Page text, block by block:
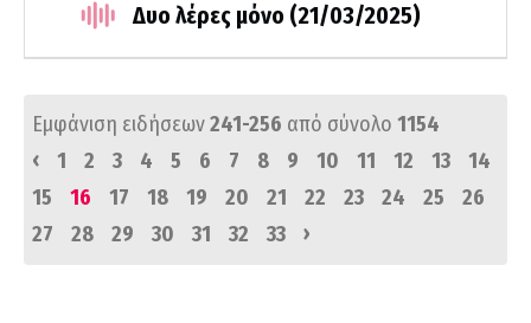
Δυο λέρες μόνο (21/03/2025)
Εμφάνιση ειδήσεων241-256 από σύνολο 1154
‹
1 2 3 4 5 6 7 8 9 10 11 12 13
14
15
16 17 18 19 20 21 22 23 24 25
26
27
28 29 30 31 32 33 ›